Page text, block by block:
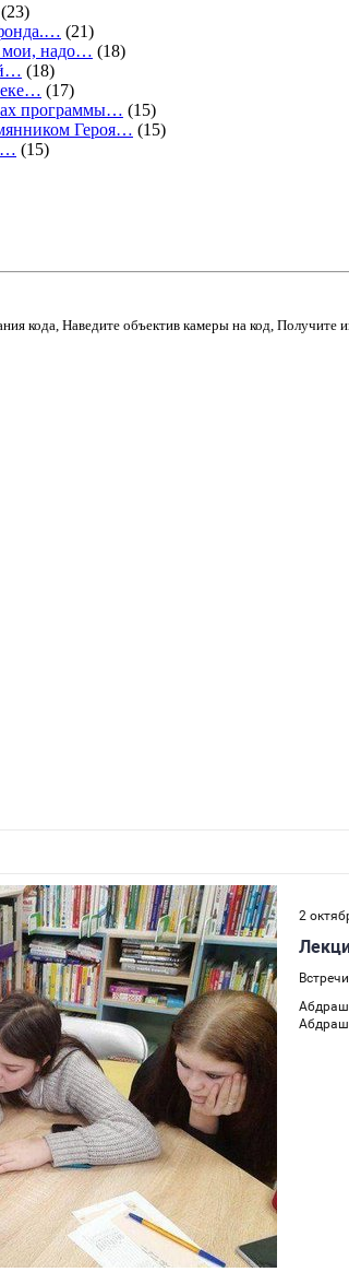
(23)
(21)
мои, надо… (18)
(18)
(17)
программы… (15)
Героя… (15)
(15)
кода, Наведите объектив камеры на код, Получите